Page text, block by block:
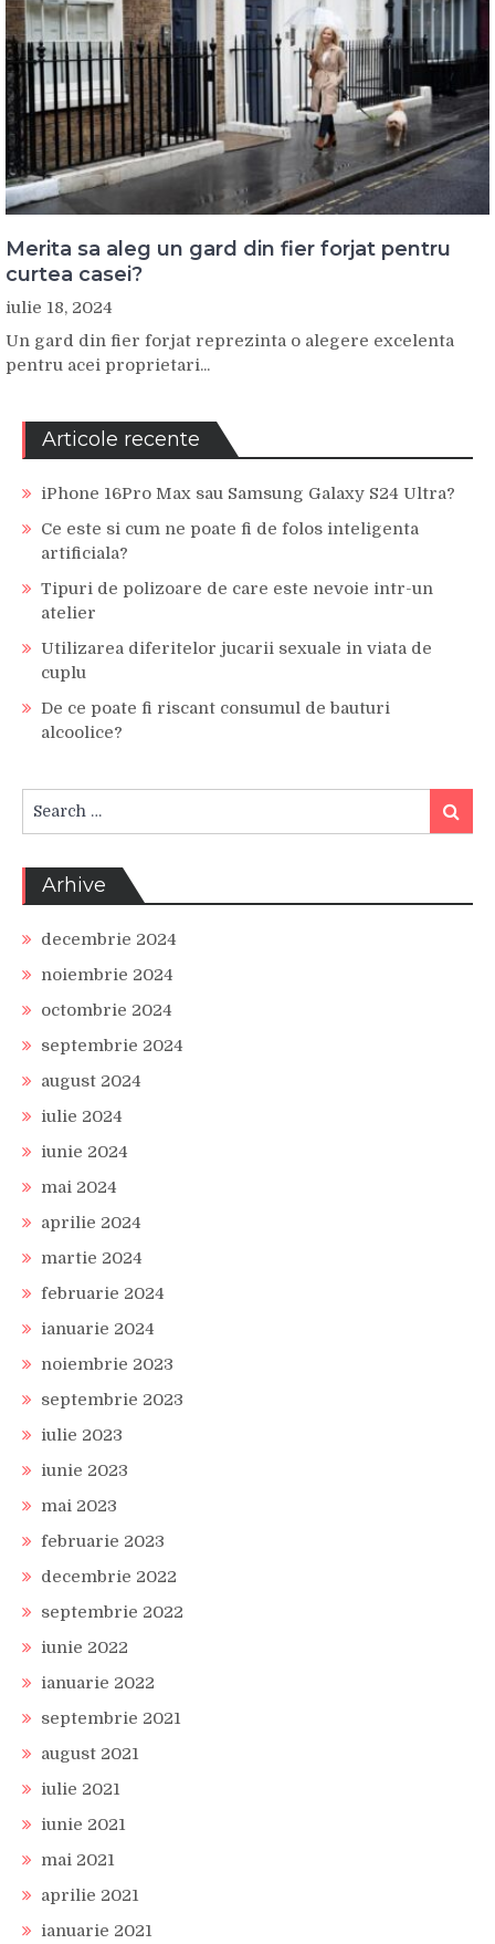
Merita sa aleg un gard din fier forjat pentru
curtea casei?
iulie 18, 2024
Un gard din fier forjat reprezinta o alegere excelenta
pentru acei proprietari...
Articole recente
iPhone 16Pro Max sau Samsung Galaxy S24 Ultra?
Ce este si cum ne poate fi de folos inteligenta
artificiala?
Tipuri de polizoare de care este nevoie intr-un
atelier
Utilizarea diferitelor jucarii sexuale in viata de
cuplu
De ce poate fi riscant consumul de bauturi
alcoolice?
for:
Search
Arhive
decembrie 2024
noiembrie 2024
octombrie 2024
septembrie 2024
august 2024
iulie 2024
iunie 2024
mai 2024
aprilie 2024
martie 2024
februarie 2024
ianuarie 2024
noiembrie 2023
septembrie 2023
iulie 2023
iunie 2023
mai 2023
februarie 2023
decembrie 2022
septembrie 2022
iunie 2022
ianuarie 2022
septembrie 2021
august 2021
iulie 2021
iunie 2021
mai 2021
aprilie 2021
ianuarie 2021